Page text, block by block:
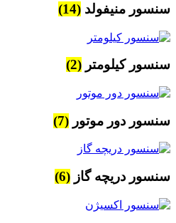
سنسور منیفولد (14)
سنسور کیلومتر (2)
سنسور دور موتور (7)
سنسور دریچه گاز (6)